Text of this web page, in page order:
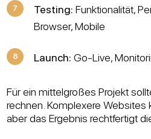
Testing: Funktionalität,
Browser, Mobile
Launch: Go-Live,
Für ein mittelgroßes Projekt
rechnen. Komplexere Websites
aber das Ergebnis rechtfertigt